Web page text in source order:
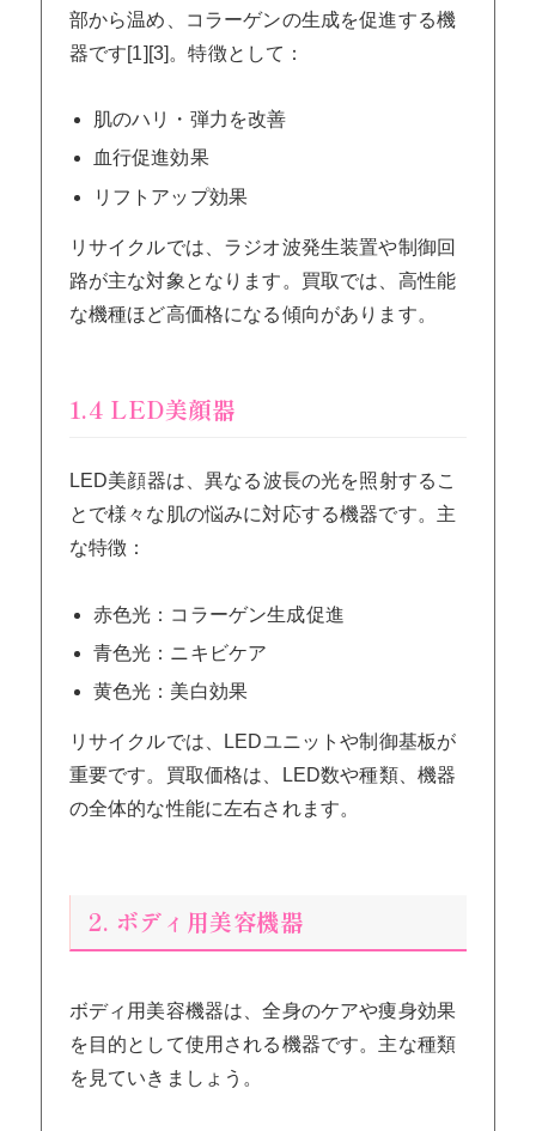
部から温め、コラーゲンの生成を促進する機
器です[1][3]。特徴として：
肌のハリ・弾力を改善
血行促進効果
リフトアップ効果
リサイクルでは、ラジオ波発生装置や制御回
路が主な対象となります。買取では、高性能
な機種ほど高価格になる傾向があります。
1.4 LED美顔器
LED美顔器は、異なる波長の光を照射するこ
とで様々な肌の悩みに対応する機器です。主
な特徴：
赤色光：コラーゲン生成促進
青色光：ニキビケア
黄色光：美白効果
リサイクルでは、LEDユニットや制御基板が
重要です。買取価格は、LED数や種類、機器
の全体的な性能に左右されます。
2. ボディ用美容機器
ボディ用美容機器は、全身のケアや痩身効果
を目的として使用される機器です。主な種類
を見ていきましょう。